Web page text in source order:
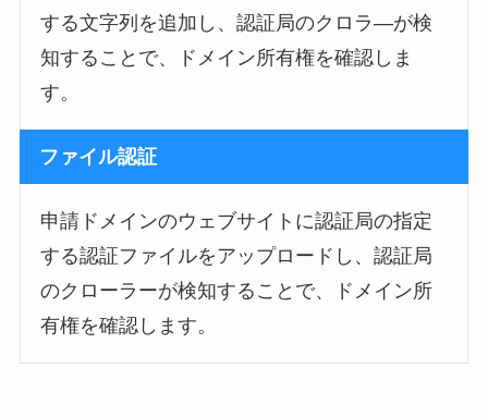
する文字列を追加し、認証局のクロラ―が検
知することで、ドメイン所有権を確認しま
す。
ファイル認証
申請ドメインのウェブサイトに認証局の指定
する認証ファイルをアップロードし、認証局
のクローラーが検知することで、ドメイン所
有権を確認します。